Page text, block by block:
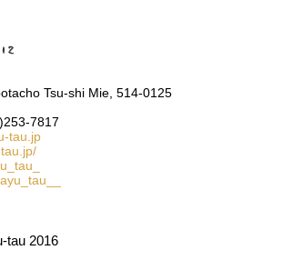
Tsu-shi Mie, 514-0125
7817
tau.jp
tau 2016